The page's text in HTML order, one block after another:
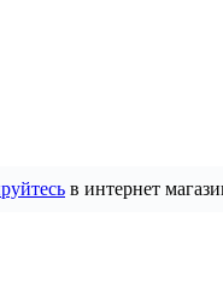
в интернет